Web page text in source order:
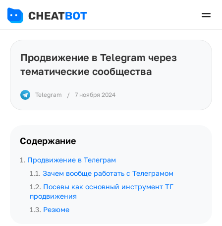
Продвижение в Telegram через
тематические сообщества
Telegram / 7 ноября 2024
Содержание
1. Продвижение в Телеграм
1.1. Зачем вообще работать с Телеграмом
1.2. Посевы как основный инструмент ТГ
продвижения
1.3. Резюме